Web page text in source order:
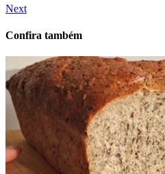
Next
Confira também